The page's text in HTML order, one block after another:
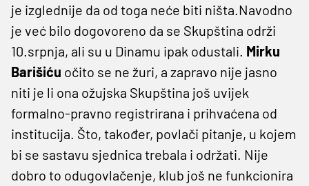
je izglednije da od toga neće biti ništa.Navodno
je već bilo dogovoreno da se Skupština održi
10.srpnja, ali su u Dinamu ipak odustali. Mirku
Barišiću očito se ne žuri, a zapravo nije jasno
niti je li ona ožujska Skupština još uvijek
formalno-pravno registrirana i prihvaćena od
institucija. Što, također, povlači pitanje, u kojem
bi se sastavu sjednica trebala i održati. Nije
dobro to odugovlačenje, klub još ne funkcionira